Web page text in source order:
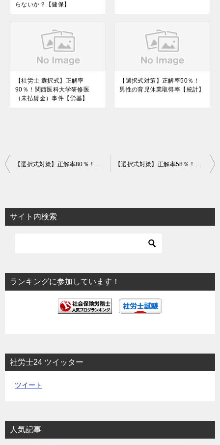
らないか？【健保】
【社労士 選択式】正解率
90％！関西医科大学研修医
（未払賃金）事件【労基】
【選択式対策】正解率50％！
男性の育児休業取得率【統計】
投
ビ
ゲ
ョ
ン
【選択式対策】正解率80％！「死亡等に対して」何の目的条文？【横断】 【選択式対策】正解率58％！労働供給の「伸びしろ」示す新指標【統計】
サイト内検索
ランキングに参加しています！
社労士24 ツイッター
ツイート
人気記事